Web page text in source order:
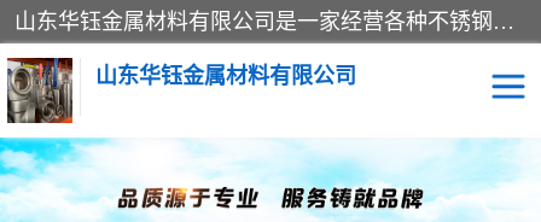
山东华钰金属材料有限公司是一家经营各种不锈钢管材、板材、圆钢、法兰、封头、型材等产品的公司；主营产品有：不锈钢管，激光切割，管件标准件，不锈钢圆钢，不锈钢人孔，不锈钢亮管，不锈钢角钢，不锈钢加工，不锈钢管子，不锈钢工业方管，不锈钢封头，不锈钢法兰，不锈钢阀门，不锈钢槽钢，不锈钢扁钢，不锈钢板等；可为客户制作各种规格的型材及不锈钢配件、非标准件及各种容器具等，能满足客户的不同采购要求。
山东华钰金属材料有限公司
不锈钢管 激光切割